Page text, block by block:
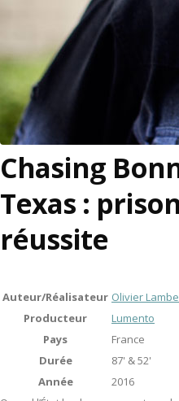
Chasing
Texas :
réussite
Auteur/Réalisateur Olivier
Producteur
Lumento
Pays
France
Durée
87' & 52'
Année
2016